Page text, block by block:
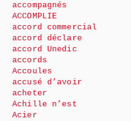
accompagnés
ACCOMPLIE
accord commercial
accord déclare
accord Unedic
accords
Accoules
accusé d’avoir
acheter
Achille n’est
Acier